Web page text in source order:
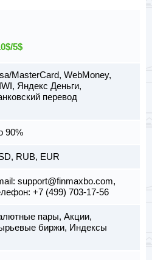
5$
MasterCard, WebMoney,
Яндекс Деньги,
перевод
90%
RUB, EUR
support@finmaxbo.com,
+7 (499) 703-17-56
пары, Акции,
биржи, Индексы